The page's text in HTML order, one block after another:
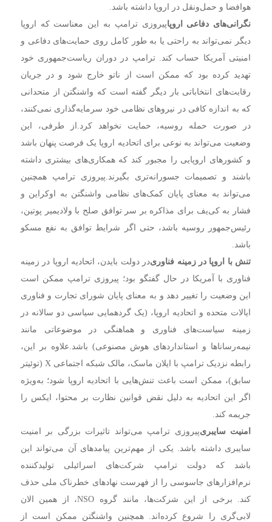
هوافضا و حمل‌ونقل در اروپا داشته باشد.
نگرانی‌های دفاعی اروپاپیروزی ترامپ به این معناست که اروپا
دیگر نمی‌تواند به راحتی یا به طور کامل روی حمایت‌های دفاعی و
امنیتی آمریکا حساب کند. ترامپ در دوران ریاست‌جمهوری خود
تهدید کرده بود که ممکن است از ناتو خارج شود و در جریان
رقابت‌های انتخاباتی بار دیگر گفته است که واشنگتن از متحدانی
که به اندازه کافی در نیروهای نظامی خود سرمایه‌گذاری نمی‌کنند،
در صورت حمله روسیه، حمایت نخواهد کرد.از طرفی، این
وضعیت می‌تواند به نوعی برای اتحادیه اروپا یک فرصت پنهان باشد
و کشورهای اروپایی را مجبور کند که همکاری‌های بیشتری داشته
باشند و تصمیمات جسورانه‌تری بگیرند.پیروزی ترامپ همچنین
می‌تواند به معنای پایان کمک‌های نظامی واشنگتن به اوکراین و
فشار به کی‌یف برای مذاکره بر سر توافق صلح با ولادیمیر پوتین،
رئیس‌جمهور روسیه باشد، حتی اگر شرایط توافق به نفع مسکو
باشد.
تنش‌ با اروپا در زمینه فناوریدر دولت بایدن، اتحادیه اروپا در زمینه
فناوری با آمریکا در حال گفتگو بود؛ پیروزی ترامپ ممکن است
این وضعیت را تغییر دهد و به معنای پایان شورای تجارت و فناوری
ایالات متحده و اتحادیه اروپا، (یک گردهمایی سیاسی دو سالانه در
زمینه سیاست‌های فناوری و هماهنگی در موضوعاتی مانند
نیمه‌رساناها و استانداردهای هوش مصنوعی) باشد.علاوه بر این،
رابطه نزدیک ترامپ با ایلان ماسک، مالک شبکه اجتماعی X (توئیتر
سابق)، ممکن است باعث تنش‌هایی با اتحادیه اروپا شود؛ به‌ویژه
اگر این اتحادیه به دلیل نقض قوانین نظارت بر محتوا، ایکس را
جریمه کند.
امنیت سایبریپیروزی ترامپ می‌تواند تاثیرات بزرگی بر امنیت
سایبری داشته باشد. یکی از مهم‌ترین پیامدهای آن می‌تواند این
باشد که دولت ترامپ شرکت‌های اسرائیلی تولیدکننده
نرم‌افزارهای جاسوسی را از فهرست نهادهای خطرناک ملی حذف
کند.
برخی از این شرکت‌ها، مانند گروه NSO، از همین الان
لابی‌گری را شروع کرده‌اند.همچنین واشنگتن ممکن است از